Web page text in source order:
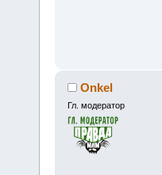
Onkel
Гл. модератор